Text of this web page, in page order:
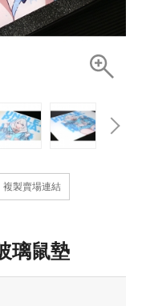
複製賣場連結
璃鼠墊